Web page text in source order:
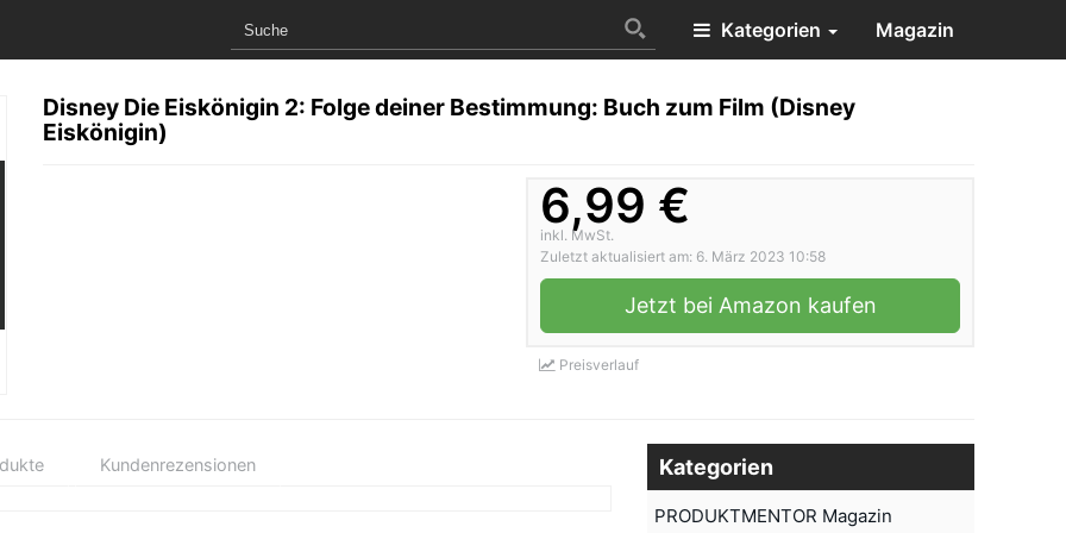
Kategorien Magazin
Disney Die Eiskönigin 2: Folge deiner Bestimmung: Buch zum Film (Disney
Eiskönigin)
6,99 €
inkl. MwSt.
Zuletzt aktualisiert am: 6. März 2023 10:58
Jetzt bei Amazon kaufen
Preisverlauf
Kundenrezensionen Kategorien
PRODUKTMENTOR Magazin